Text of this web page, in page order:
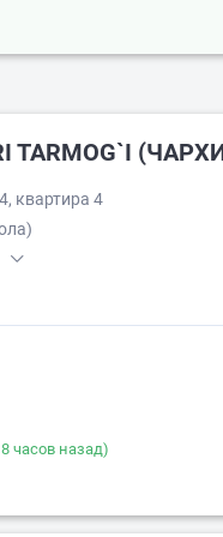
TARMOG`I
квартира 4
часов назад)